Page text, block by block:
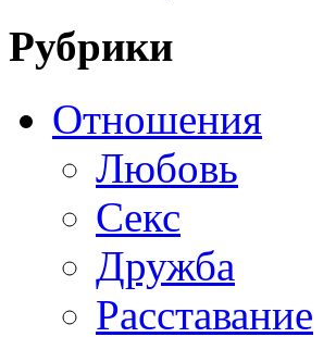
Рубрики
Отношения
Любовь
Секс
Дружба
Расставание